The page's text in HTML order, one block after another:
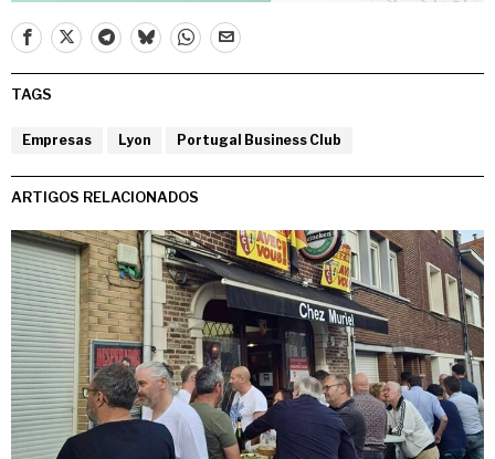
TAGS
Empresas Lyon Portugal Business Club
ARTIGOS RELACIONADOS